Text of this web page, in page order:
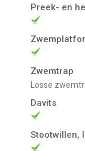
Preek- en
Zwemtrap
losse
Davits
Stootwillen,